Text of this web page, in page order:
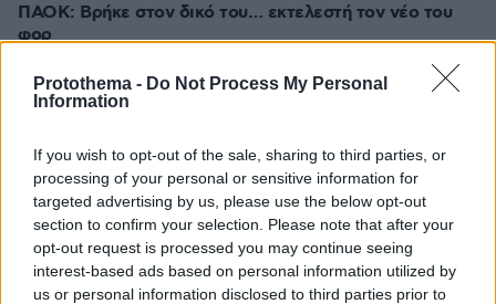
Protothema - Do Not Process My Personal
Information
If you wish to opt-out of the sale, sharing to third parties, or
processing of your personal or sensitive information for
targeted advertising by us, please use the below opt-out
section to confirm your selection. Please note that after your
opt-out request is processed you may continue seeing
interest-based ads based on personal information utilized by
us or personal information disclosed to third parties prior to
ΠΑΟΚ: Βρήκε στον δικό του… εκτελεστή τον νέο του
φορ
Η επιστήμη πίσω από την τέλεια μαρμελάδα σύκο
Ένα παλιό βίντεο με τις χορευτικές ικανότητες του Tom
Holland έχει εντυπωσιάσει το διαδίκτυο
Η Bella Hadid μόλις επιβεβαίωσε ότι αυτή είναι το πιο
κομψή απόχρωση ξανθού για το φετινό καλοκαίρι
πριν 36 λεπτά